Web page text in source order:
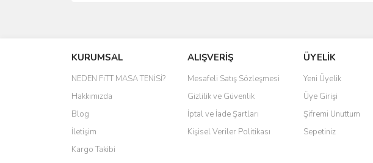
Ürün resmi kalitesiz, bozuk veya görüntülenemiyor.
Ürün bilgilerinde hatalar bulunuyor.
Ürün fiyatı diğer sitelerden daha pahalı.
Bu ürüne benzer farklı alternatifler olmalı.
KURUMSAL
NEDEN FiTT MASA TENİSİ?
Hakkımızda
Blog
İletişim
Kargo Takibi
ALIŞVERİŞ
Mesafeli Satış Sözleşmesi
Gizlilik ve Güvenlik
İptal ve İade Şartları
Kişisel Veriler Politikası
ÜYELİK
Yeni Üyelik
Üye Girişi
Şifremi Unuttum
Sepetiniz